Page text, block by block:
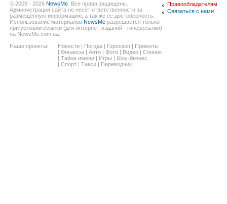
© 2009 - 2026 NewsMe . Все права защищены.
Администрация сайта не несёт ответственности за
размещённую информацию, а так же ее достоверность.
Использование материалов NewsMe разрешается только
при условии ссылки (для интернет-изданий - гиперссылки)
на NewsMe.com.ua.
Наши проекты:
Новости Погода Гороскоп
Приметы
Финансы Авто Фото Видео
Сонник
Тайна имени Игры
Шоу-бизнес
Спорт Такси Переводчик
Правообладателям
Связаться с нами